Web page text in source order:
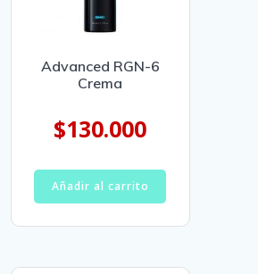
Advanced RGN-6
Crema
$130.000
Añadir al carrito